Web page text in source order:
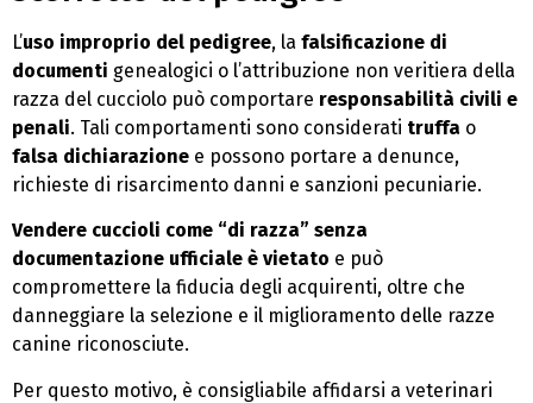
L’uso improprio del pedigree, la falsificazione di
documenti genealogici o l’attribuzione non veritiera della
razza del cucciolo può comportare responsabilità civili e
penali. Tali comportamenti sono considerati truffa o
falsa dichiarazione e possono portare a denunce,
richieste di risarcimento danni e sanzioni pecuniarie.
Vendere cuccioli come “di razza” senza
documentazione ufficiale è vietato e può
compromettere la fiducia degli acquirenti, oltre che
danneggiare la selezione e il miglioramento delle razze
canine riconosciute.
Per questo motivo, è consigliabile affidarsi a veterinari